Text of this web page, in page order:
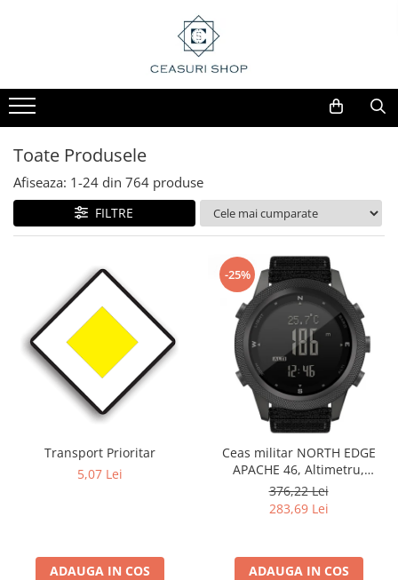
Toate Produsele
Afiseaza: 1-24 din 764 produse
FILTRE
Transport Prioritar
5,07 Lei
ADAUGA IN COS
-25%
Ceas militar NORTH EDGE
APACHE 46, Altimetru,
Barometru, Cronometru,
Termometru, Pedometru,
Busola
376,22 Lei
283,69 Lei
ADAUGA IN COS